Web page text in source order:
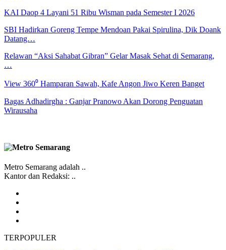
KAI Daop 4 Layani 51 Ribu Wisman pada Semester I 2026
SBI Hadirkan Goreng Tempe Mendoan Pakai Spirulina, Dik Doank
Datang…
Relawan “Aksi Sahabat Gibran” Gelar Masak Sehat di Semarang,
…
View 360⁰ Hamparan Sawah, Kafe Angon Jiwo Keren Banget
Bagas Adhadirgha : Ganjar Pranowo Akan Dorong Penguatan
Wirausaha
Metro Semarang adalah ..
Kantor dan Redaksi: ..
TERPOPULER